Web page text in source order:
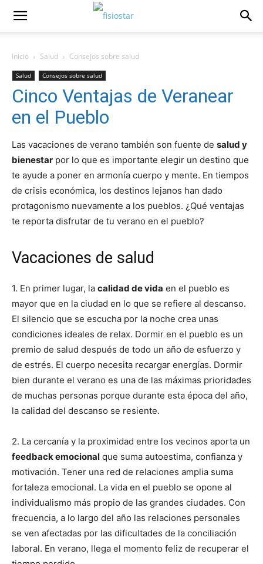
Inicio Salud Consejos sobre salud
Salud Consejos sobre salud
Cinco Ventajas de Veranear
en el Pueblo
Las vacaciones de verano también son fuente de salud y
bienestar por lo que es importante elegir un destino que
te ayude a poner en armonía cuerpo y mente. En tiempos
de crisis económica, los destinos lejanos han dado
protagonismo nuevamente a los pueblos. ¿Qué ventajas
te reporta disfrutar de tu verano en el pueblo?
Vacaciones de salud
1. En primer lugar, la calidad de vida en el pueblo es
mayor que en la ciudad en lo que se refiere al descanso.
El silencio que se escucha por la noche crea unas
condiciones ideales de relax. Dormir en el pueblo es un
premio de salud después de todo un año de esfuerzo y
de estrés. El cuerpo necesita recargar energías. Dormir
bien durante el verano es una de las máximas prioridades
de muchas personas porque durante esta época del año,
la calidad del descanso se resiente.
2. La cercanía y la proximidad entre los vecinos aporta un
feedback emocional que suma autoestima, confianza y
motivación. Tener una red de relaciones amplia suma
fortaleza emocional. La vida en el pueblo se opone al
individualismo más propio de las grandes ciudades. Con
frecuencia, a lo largo del año las relaciones personales
se ven afectadas por las dificultades de la conciliación
laboral. En verano, llega el momento feliz de recuperar el